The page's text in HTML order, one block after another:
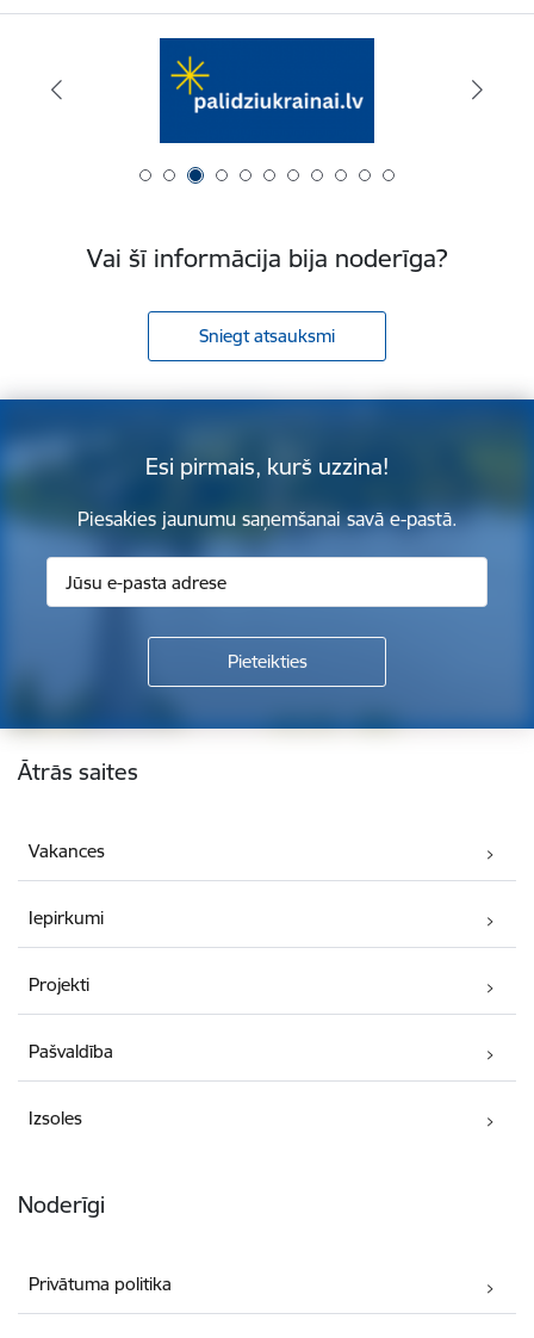
Vai šī informācija bija noderīga?
Sniegt atsauksmi
Esi pirmais, kurš uzzina!
Piesakies jaunumu saņemšanai savā e-pastā.
Kājene
Ātrās saites
Vakances
Iepirkumi
Projekti
Pašvaldība
Izsoles
Noderīgi
Privātuma politika